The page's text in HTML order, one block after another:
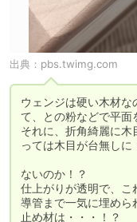
出典： pbs.twimg.com
ウェンジは硬い木材な
て、との粉などで平面
それに、折角綺麗に木
っては木目が台無しに
ないのか！？
仕上がりが透明で、こ
導管まで一気に埋めら
止め材は・・・！？